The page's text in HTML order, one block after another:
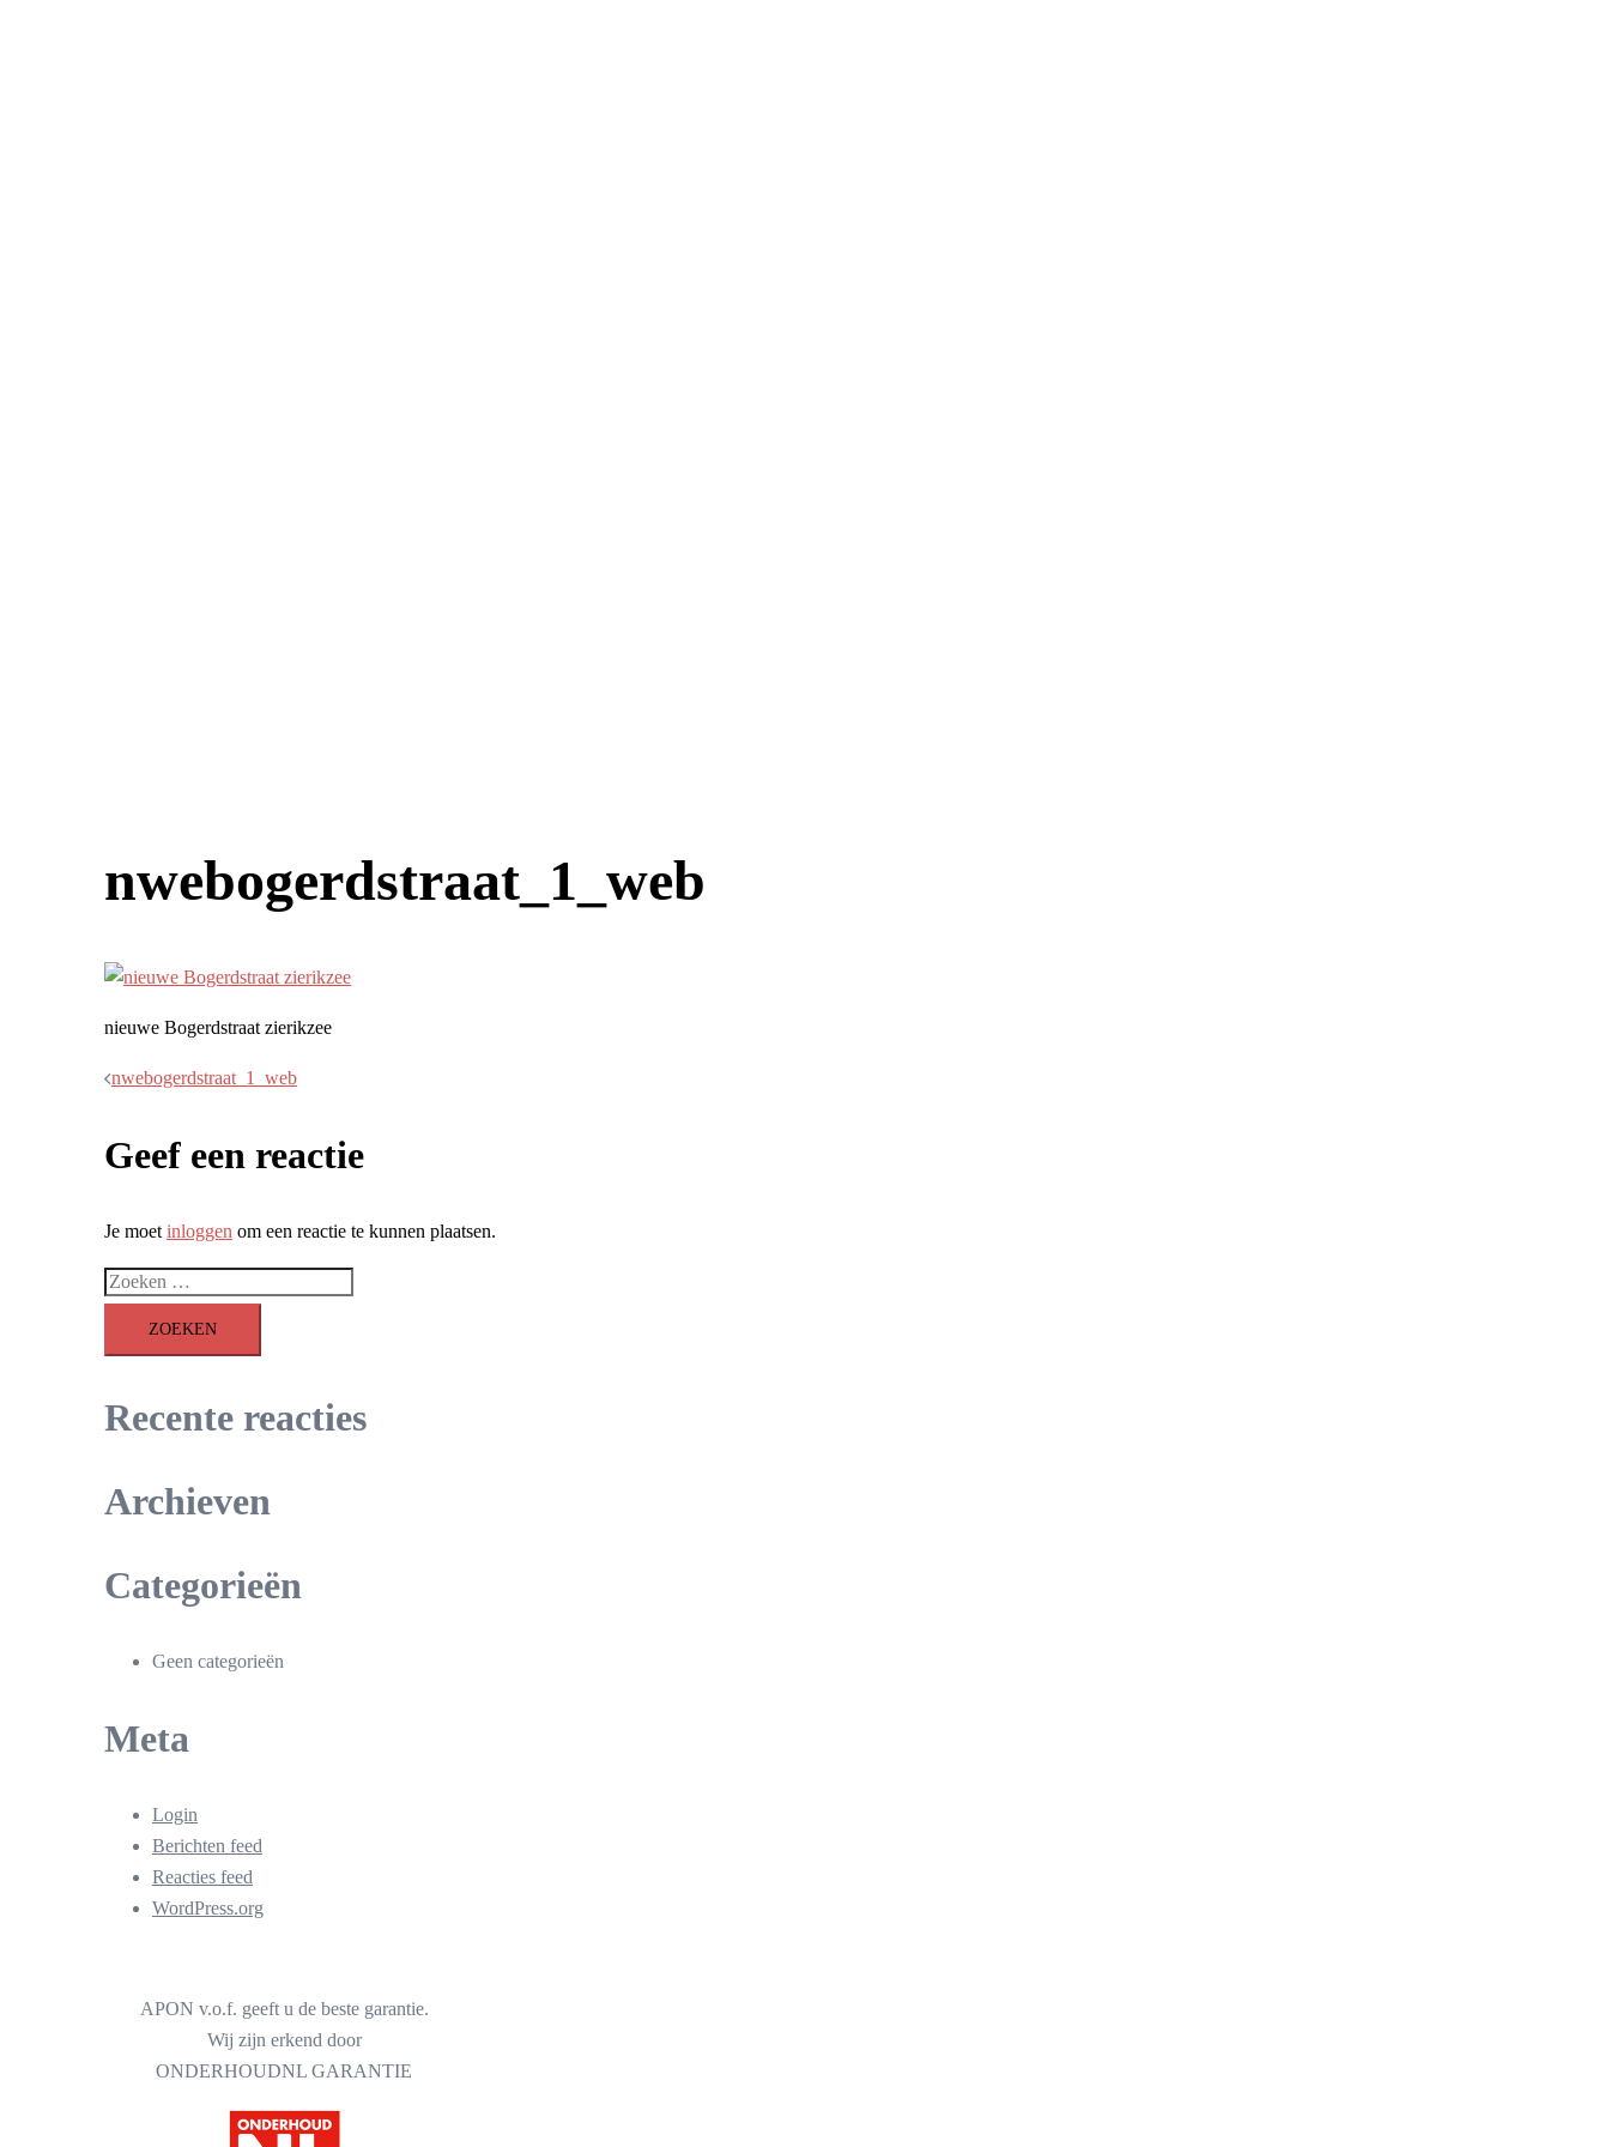
nwebogerdstraat_1_web
nieuwe Bogerdstraat zierikzee
Bericht
navigatie
nwebogerdstraat_1_web
Geef een reactie
Je moet inloggen om een reactie te kunnen plaatsen.
Zoeken
Recente reacties
Archieven
Categorieën
Geen categorieën
Meta
Login
Berichten feed
Reacties feed
WordPress.org
APON v.o.f. geeft u de beste garantie.
Wij zijn erkend door
ONDERHOUDNL GARANTIE